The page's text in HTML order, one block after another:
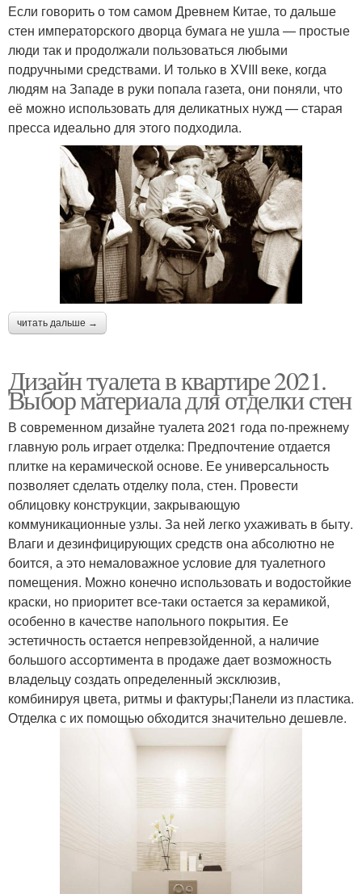
Если говорить о том самом Древнем Китае, то дальше
стен императорского дворца бумага не ушла — простые
люди так и продолжали пользоваться любыми
подручными средствами. И только в XVIII веке, когда
людям на Западе в руки попала газета, они поняли, что
её можно использовать для деликатных нужд — старая
пресса идеально для этого подходила.
читать дальше →
Дизайн туалета в квартире 2021.
Выбор материала для отделки стен
В современном дизайне туалета 2021 года по-прежнему
главную роль играет отделка: Предпочтение отдается
плитке на керамической основе. Ее универсальность
позволяет сделать отделку пола, стен. Провести
облицовку конструкции, закрывающую
коммуникационные узлы. За ней легко ухаживать в быту.
Влаги и дезинфицирующих средств она абсолютно не
боится, а это немаловажное условие для туалетного
помещения. Можно конечно использовать и водостойкие
краски, но приоритет все-таки остается за керамикой,
особенно в качестве напольного покрытия. Ее
эстетичность остается непревзойденной, а наличие
большого ассортимента в продаже дает возможность
владельцу создать определенный эксклюзив,
комбинируя цвета, ритмы и фактуры;Панели из пластика.
Отделка с их помощью обходится значительно дешевле.